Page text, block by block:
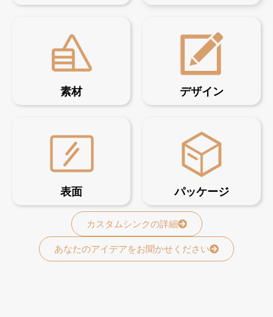
素材 デザイン
表面 パッケージ
カスタムシンクの詳細
あなたのアイデアをお聞かせください